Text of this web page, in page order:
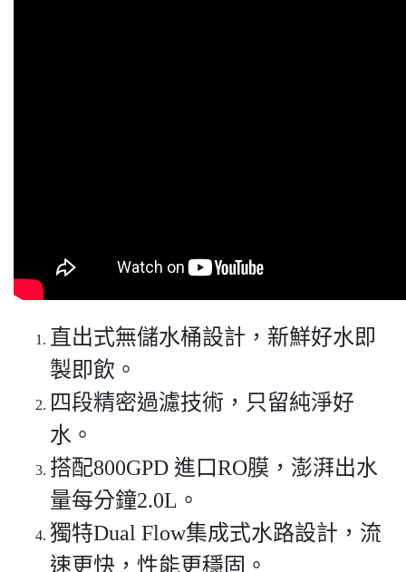
直出式無儲水桶設計，新鮮好水即
製即飲。
四段精密過濾技術，只留純淨好
水。
搭配800GPD 進口RO膜，澎湃出水
量每分鐘2.0L。
獨特Dual Flow集成式水路設計，流
速更快，性能更穩固。